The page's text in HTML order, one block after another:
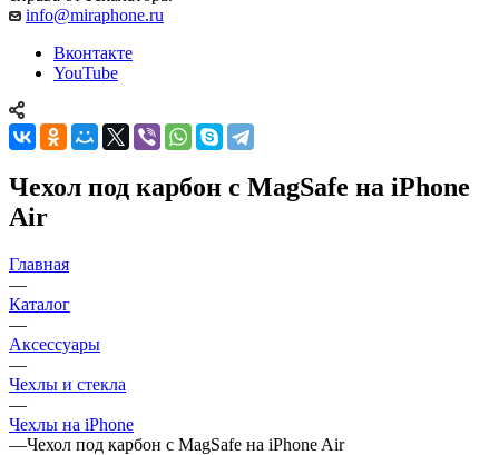
info@miraphone.ru
Вконтакте
YouTube
Чехол под карбон с MagSafe на iPhone
Air
Главная
—
Каталог
—
Аксессуары
—
Чехлы и стекла
—
Чехлы на iPhone
—Чехол под карбон с MagSafe на iPhone Air